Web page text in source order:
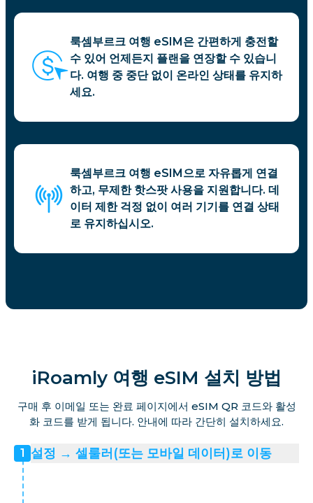
룩셈부르크 여행 eSIM은 간편하게 충전할
수 있어 언제든지 플랜을 연장할 수 있습니
다. 여행 중 중단 없이 온라인 상태를 유지하
세요.
룩셈부르크 여행 eSIM으로 자유롭게 연결
하고, 무제한 핫스팟 사용을 지원합니다. 데
이터 제한 걱정 없이 여러 기기를 연결 상태
로 유지하십시오.
iRoamly 여행 eSIM 설치 방법
구매 후 이메일 또는 완료 페이지에서 eSIM QR 코드와 활성
화 코드를 받게 됩니다. 안내에 따라 간단히 설치하세요.
1 설정 → 셀룰러(또는 모바일 데이터)로 이동